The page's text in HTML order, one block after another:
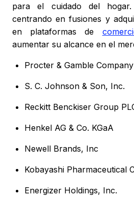
para el cuidado del
centrando en fusiones y
en plataformas de
aumentar su alcance en el
Procter & Gamble Company
S. C. Johnson & Son, Inc.
Reckitt Benckiser Group
Henkel AG & Co. KGaA
Newell Brands, Inc
Kobayashi Pharmaceutical
Energizer Holdings, Inc.